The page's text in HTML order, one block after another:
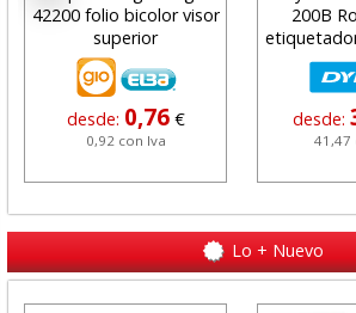
42200 folio bicolor visor
superior
desde: 0,76 €
0,92 con Iva
200B
desde:
41,47
Lo + Nuevo